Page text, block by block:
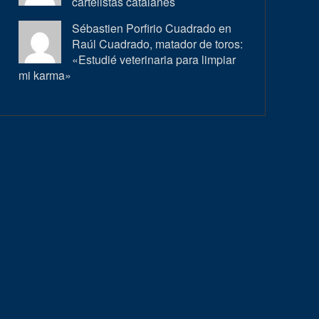
Sébastien Porfirio Cuadrado en
Raúl Cuadrado, matador de toros:
«Estudié veterinaria para limpiar
mi karma»